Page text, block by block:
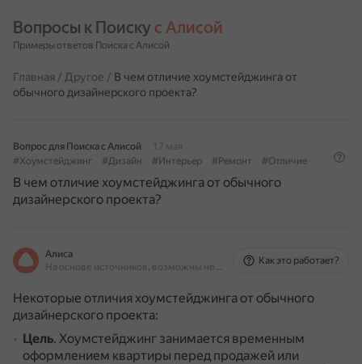
Вопросы к Поиску с Алисой
Примеры ответов Поиска с Алисой
Главная / Другое / В чем отличие хоумстейджинга от
обычного дизайнерского проекта?
Вопрос для Поиска с Алисой
17 мая
#Хоумстейджинг
#Дизайн #Интерьер #Ремонт #Отличие
В чем отличие хоумстейджинга от обычного
дизайнерского проекта?
Алиса
На основе источников, возможны неточности
Как это работает?
Некоторые отличия хоумстейджинга от обычного
дизайнерского проекта:
Цель. Хоумстейджинг занимается временным
оформлением квартиры перед продажей или